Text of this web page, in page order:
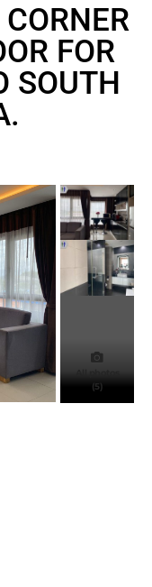
FOR
SOUTH
(5)